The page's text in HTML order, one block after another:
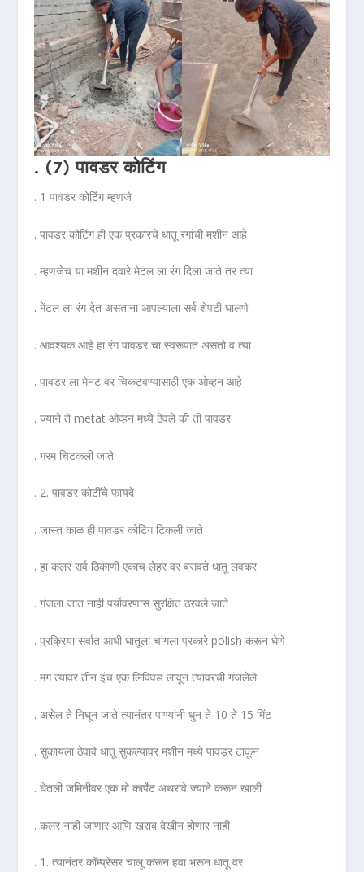
. (7) पावडर कोटिंग
. 1 पावडर कोटिंग म्हणजे
. पावडर कोटिंग ही एक प्रकारचे धातू रंगांची मशीन आहे
. म्हणजेच या मशीन दवारे मेटल ला रंग दिला जाते तर त्या
. मेंटल ला रंग देत असताना आपल्याला सर्व शेपटी घालणे
. आवश्यक आहे हा रंग पावडर चा स्वरूपात असतो व त्या
. पावडर ला मेनट वर चिकटवण्यासाठी एक ओव्हन आहे
. ज्याने ते metat ओव्हन मध्ये ठेवले की ती पावडर
. गरम चिटकली जाते
. 2. पावडर कोटींचे फायदे
. जास्त काळ ही पावडर कोटिंग टिकली जाते
. हा कलर सर्व ठिकाणी एकाच लेहर वर बसवते धातू लवकर
. गंजला जात नाही पर्यावरणास सुरक्षित ठरवले जाते
. प्रक्रिया सर्वात आधी धातूला चांगला प्रकारे polish करून घेणे
. मग त्यावर तीन इंच एक लिक्विड लावून त्यावरची गंजलेले
. असेल ते निघून जाते त्यानंतर पाण्यांनी धुन ते 10 ते 15 मिंट
. सुकायला ठेवावे धातू सुकल्यावर मशीन मध्ये पावडर टाकून
. घेतली जमिनीवर एक मो कार्पेट अथरावे ज्याने करून खाली
. कलर नाही जाणार आणि खराब देखीन होणार नाही
. 1. त्यानंतर कॉम्प्रेसर चालू करून हवा भरून धातू वर